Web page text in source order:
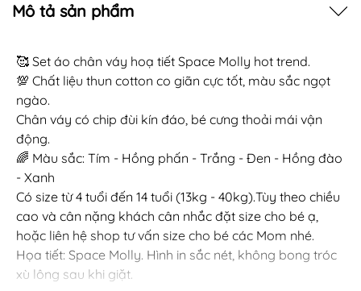
Mô tả sản phẩm
🥰 Set áo chân váy hoạ tiết Space Molly hot trend.
💯 Chất liệu thun cotton co giãn cực tốt, màu sắc ngọt
ngào.
Chân váy có chip đùi kín đáo, bé cưng thoải mái vận
động.
🌈 Màu sắc: Tím - Hồng phấn - Trắng - Đen - Hồng đào
- Xanh
Có size từ 4 tuổi đến 14 tuổi (13kg - 40kg).Tùy theo chiều
cao và cân nặng khách cân nhắc đặt size cho bé ạ,
hoặc liên hệ shop tư vấn size cho bé các Mom nhé.
Họa tiết: Space Molly. Hình in sắc nét, không bong tróc
xù lông sau khi giặt.